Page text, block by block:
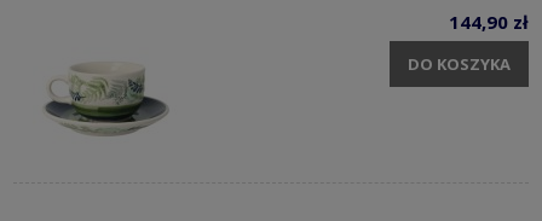
144,90 zł
DO KOSZYKA